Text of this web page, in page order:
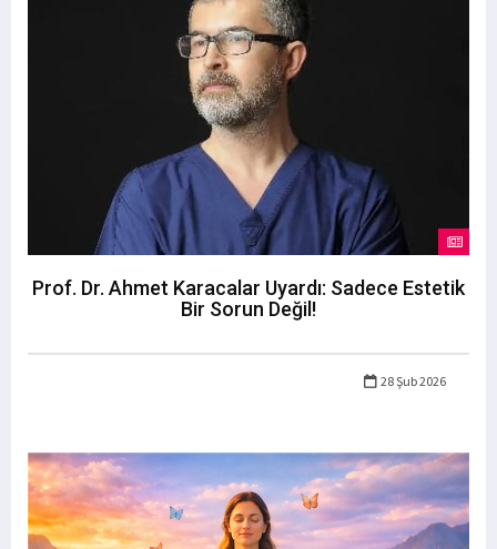
Prof. Dr. Ahmet Karacalar Uyardı: Sadece Estetik
Bir Sorun Değil!
28 Şub 2026